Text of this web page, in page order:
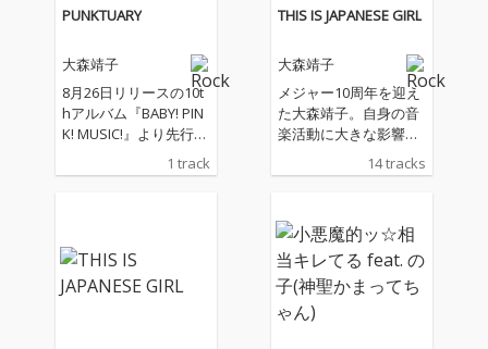
PUNKTUARY
大森靖子
8月26日リリースの10t
hアルバム『BABY! PIN
K! MUSIC!』より先行シ
1 track
THIS IS JAPANESE GIRL
大森靖子
メジャー10周年を迎え
た大森靖子。自身の音
楽活動に大きな影響を
与えた人物であるつん
く♂との共作楽曲「ミ
聖かまってちゃん）と
の共作楽曲「小悪魔的
ッ☆相当キレてる」、
向井秀徳 提供楽曲「桃
色団地」など全14曲を
14 tracks